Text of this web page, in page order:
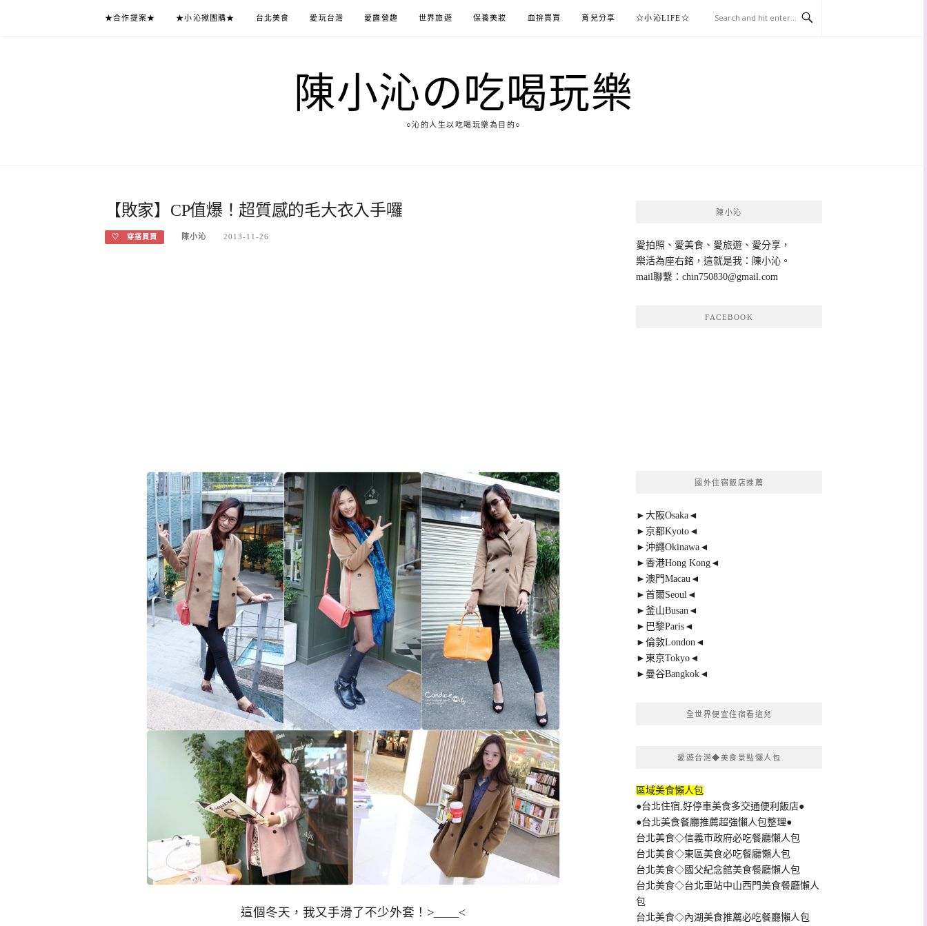
★合作提案★ ★小沁揪團購★ 台北美食 愛玩台灣 愛露營趣 世界旅遊 保養美妝 血拚買買 育兒分享 ☆小沁LIFE☆
陳小沁の吃喝玩樂
○沁的人生以吃喝玩樂為目的○
【敗家】CP值爆！超質感的毛大衣入手囉
♡ 穿搭買買 陳小沁 2013-11-26
這個冬天，我又手滑了不少外套！>____<
陳小沁
愛拍照、愛美食、愛旅遊、愛分享，
樂活為座右銘，這就是我：陳小沁。
mail聯繫： chin750830@gmail.com
FACEBOOK
國外住宿飯店推薦
►大阪Osaka◄
►京都Kyoto◄
►沖繩Okinawa◄
►香港Hong Kong◄
►澳門Macau◄
►首爾Seoul◄
►釜山Busan◄
►巴黎Paris◄
►倫敦London◄
►東京Tokyo◄
►曼谷Bangkok◄
全世界便宜住宿看這兒
愛遊台灣◆美食景點懶人包
區域美食懶人包
●台北住宿,好停車美食多交通便利飯店●
●台北美食餐廳推薦超強懶人包整理●
台北美食◇信義市政府必吃餐廳懶人包
台北美食◇東區美食必吃餐廳懶人包
台北美食◇國父紀念館美食餐廳懶人包
台北美食◇台北車站中山西門美食餐廳懶人
包
台北美食◇內湖美食推薦必吃餐廳懶人包